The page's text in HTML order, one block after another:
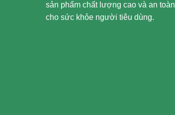
sản phẩm chất lượng cao và an toàn
cho sức khỏe người tiêu dùng.